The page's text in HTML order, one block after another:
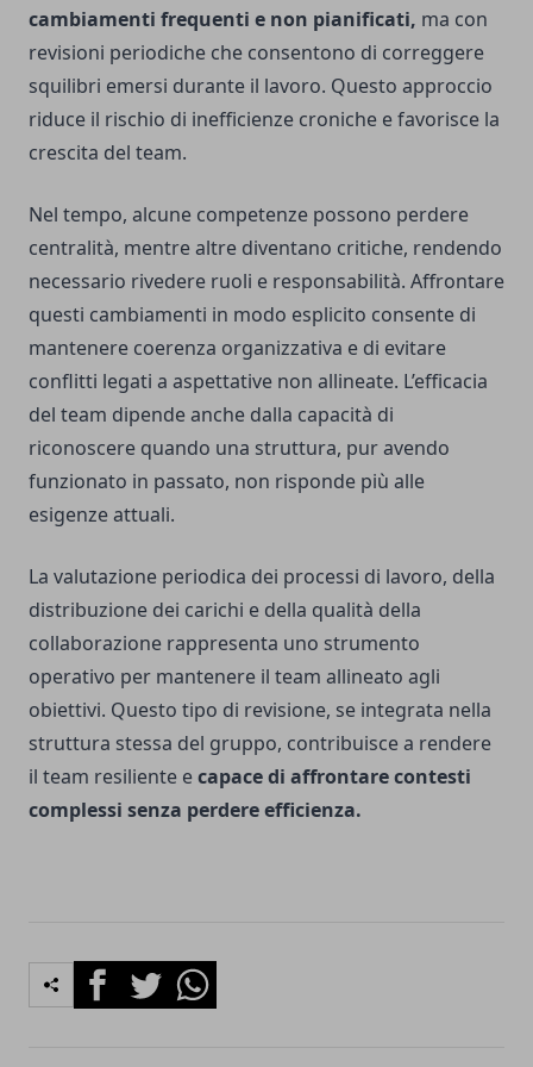
cambiamenti frequenti e non pianificati, ma con
revisioni periodiche che consentono di correggere
squilibri emersi durante il lavoro. Questo approccio
riduce il rischio di inefficienze croniche e favorisce la
crescita del team.
Nel tempo, alcune competenze possono perdere
centralità, mentre altre diventano critiche, rendendo
necessario rivedere ruoli e responsabilità. Affrontare
questi cambiamenti in modo esplicito consente di
mantenere coerenza organizzativa e di evitare
conflitti legati a aspettative non allineate. L’efficacia
del team dipende anche dalla capacità di
riconoscere quando una struttura, pur avendo
funzionato in passato, non risponde più alle
esigenze attuali.
La valutazione periodica dei processi di lavoro, della
distribuzione dei carichi e della qualità della
collaborazione rappresenta uno strumento
operativo per mantenere il team allineato agli
obiettivi. Questo tipo di revisione, se integrata nella
struttura stessa del gruppo, contribuisce a rendere
il team resiliente ecapace di affrontare contesti
complessi senza perdere efficienza.
FacebookTwitterWhatsapp